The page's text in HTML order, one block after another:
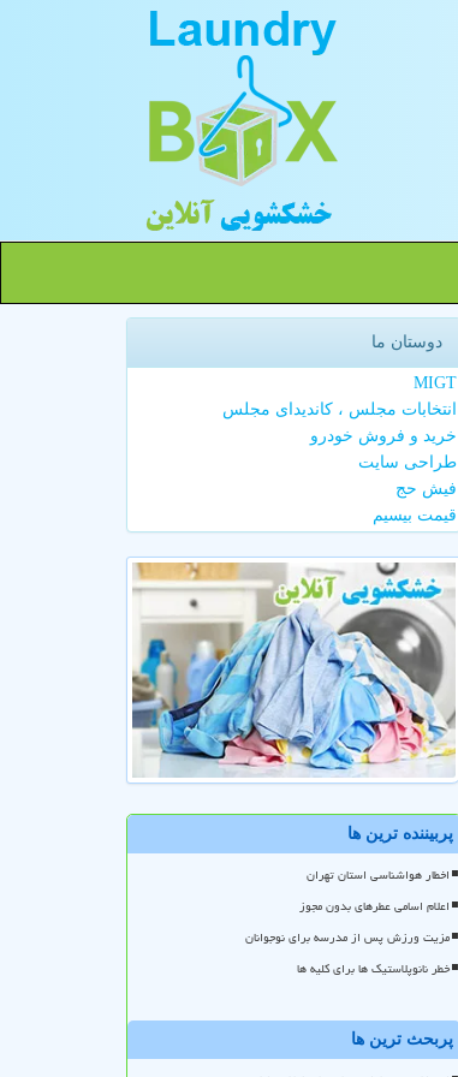
دوستان ما
MIGT
انتخابات مجلس ، کاندیدای مجلس
خرید و فروش خودرو
طراحی سایت
فیش حج
قیمت بیسیم
پربیننده ترین ها
اخطار هواشناسی استان تهران
اعلام اسامی عطرهای بدون مجوز
مزیت ورزش پس از مدرسه برای نوجوانان
خطر نانوپلاستیک ها برای کلیه ها
پربحث ترین ها